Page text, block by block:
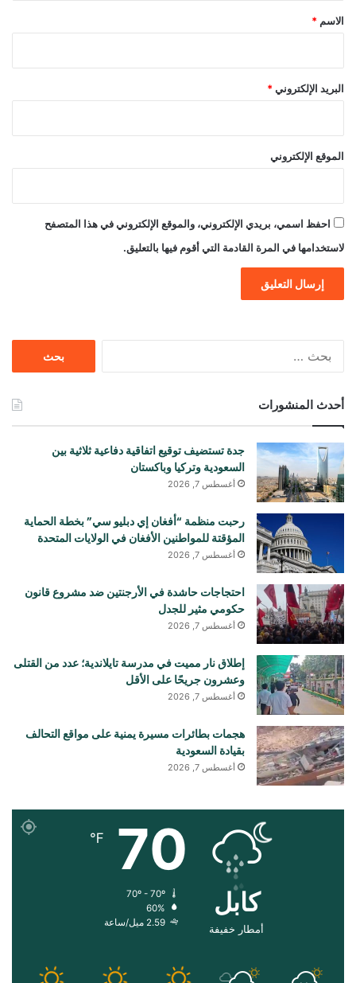
*
الاسم *
البريد الإلكتروني *
الموقع الإلكتروني
احفظ اسمي، بريدي الإلكتروني، والموقع الإلكتروني في هذا المتصفح
لاستخدامها في المرة القادمة التي أقوم فيها بالتعليق.
أحدث المنشورات
جدة تستضيف توقيع اتفاقية دفاعية ثلاثية بين
السعودية وتركيا وباكستان
أغسطس 7, 2026
رحبت منظمة “أفغان إي دبليو سي” بخطة الحماية
المؤقتة للمواطنين الأفغان في الولايات المتحدة
أغسطس 7, 2026
احتجاجات حاشدة في الأرجنتين ضد مشروع قانون
حكومي مثير للجدل
أغسطس 7, 2026
إطلاق نار مميت في مدرسة تايلاندية؛ عدد من القتلى
وعشرون جريحًا على الأقل
أغسطس 7, 2026
هجمات بطائرات مسيرة يمنية على مواقع التحالف
بقيادة السعودية
أغسطس 7, 2026
کابل
أمطار خفيفة
70
℉
60%
2.59 ميل/ساعة